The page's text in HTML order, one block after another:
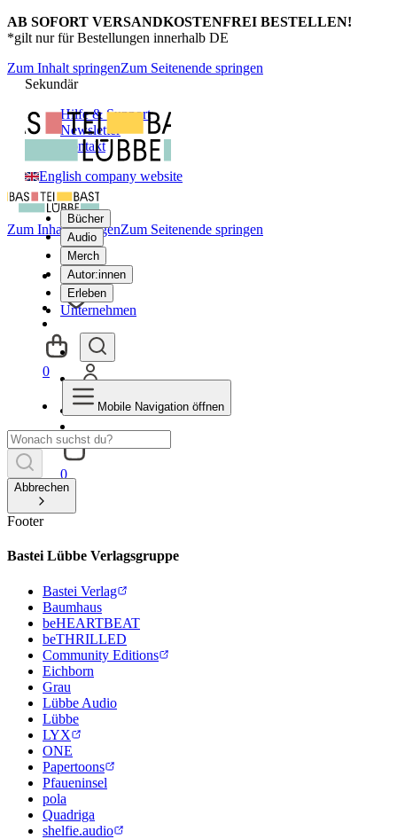
AB SOFORT VERSANDKOSTENFREI BESTELLEN!
*gilt nur für Bestellungen innerhalb DE
Zum Inhalt springenZum Seitenende springen
Sekundär
Hilfe & Support
Newsletter
Kontakt
English company website
Bücher
Audio
Merch
Autor:innen
Erleben
Unternehmen
0
Zum Inhalt springenZum Seitenende springen
0
Mobile Navigation öffnen
Abbrechen
Footer
Bastei Lübbe Verlagsgruppe
Bastei Verlag
Baumhaus
beHEARTBEAT
beTHRILLED
Community Editions
Eichborn
Grau
Lübbe Audio
Lübbe
LYX
ONE
Papertoons
Pfaueninsel
pola
Quadriga
shelfie.audio